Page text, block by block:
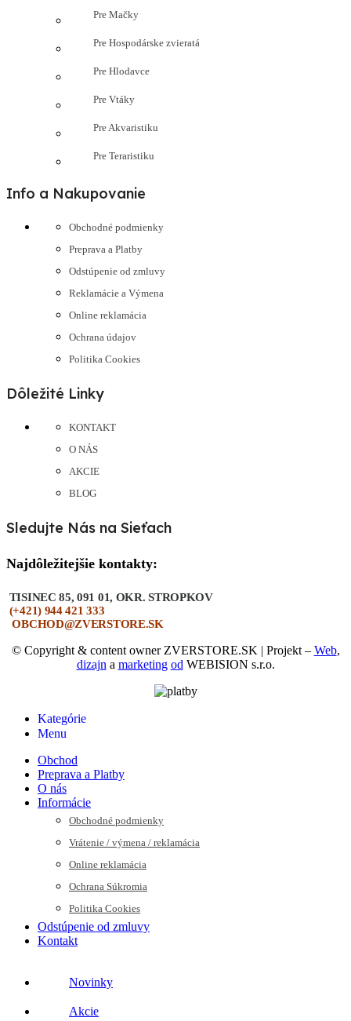
Pre Mačky
Pre Hospodárske zvieratá
Pre Hlodavce
Pre Vtáky
Pre Akvaristiku
Pre Teraristiku
Info a Nakupovanie
Obchodné podmienky
Preprava a Platby
Odstúpenie od zmluvy
Reklamácie a Výmena
Online reklamácia
Ochrana údajov
Politika Cookies
Dôležité Linky
KONTAKT
O NÁS
AKCIE
BLOG
Sledujte Nás na Sieťach
Najdôležitejšie kontakty:
TISINEC 85, 091 01, OKR. STROPKOV
(+421) 944 421 333
OBCHOD@ZVERSTORE.SK
© Copyright & content owner ZVERSTORE.SK | Projekt – Web,
dizajn a marketing od WEBISION s.r.o.
Kategórie
Menu
Obchod
Preprava a Platby
O nás
Informácie
Obchodné podmienky
Vrátenie / výmena / reklamácia
Online reklamácia
Ochrana Súkromia
Politika Cookies
Odstúpenie od zmluvy
Kontakt
Novinky
Akcie